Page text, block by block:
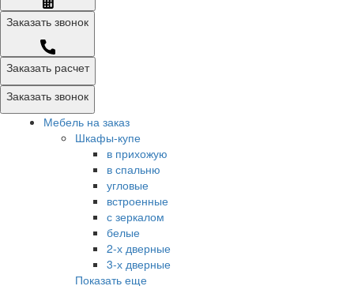
Заказать звонок
Заказать расчет
Заказать звонок
Мебель на заказ
Шкафы-купе
в прихожую
в спальню
угловые
встроенные
с зеркалом
белые
2-х дверные
3-х дверные
Показать еще